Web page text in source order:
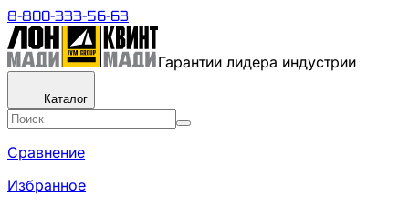
8-800-333-56-63
Гарантии лидера индустрии
Каталог
Сравнение
Избранное